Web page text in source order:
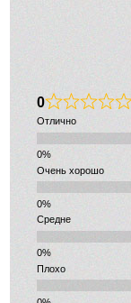
0
Отлично
Очень хорошо
Средне
Плохо